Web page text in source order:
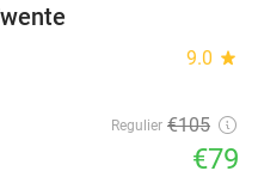
9.0 star
Regulier €105
€79